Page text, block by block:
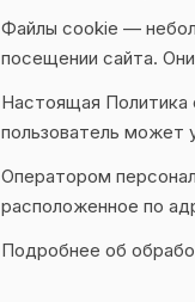
Файлы cookie —
посещении сайта.
Настоящая Политика
пользователь может
Оператором
расположенное по
Подробнее об